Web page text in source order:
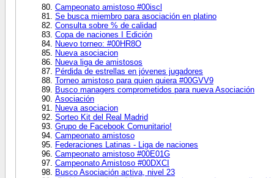
Campeonato amistoso #00iscl
Se busca miembro para asociación en platino
Consulta sobre % de calidad
Copa de naciones I Edición
Nuevo torneo: #00HR8O
Nueva asociacion
Nueva liga de amistosos
Pérdida de estrellas en jóvenes jugadores
Torneo amistoso para quien quiera #00GVV9
Busco managers comprometidos para nueva Asociación
Asociación
Nueva asociacion
Sorteo Kit del Real Madrid
Grupo de Facebook Comunitario!
Campeonato amistoso
Federaciones Latinas - Liga de naciones
Campeonato amistoso #00E01G
Campeonato Amistoso #00DXCI
Busco Asociación activa, nivel 23